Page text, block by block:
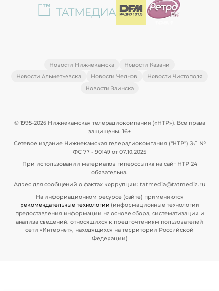
Новости Нижнекамска
Новости Казани
Новости Альметьевска
Новости Челнов
Новости Чистополя
Новости Заинска
© 1995-2026 Нижнекамская телерадиокомпания («НТР»). Все права
защищены. 16+
Сетевое издание Нижнекамская телерадиокомпания ("НТР") ЭЛ №
ФС 77 - 90149 от 07.10.2025
При использовании материалов гиперссылка на сайт НТР 24
обязательна.
Адрес для сообщений о фактах коррупции: tatmedia@tatmedia.ru
На информационном ресурсе (сайте) применяются
рекомендательные технологии (информационные технологии
предоставления информации на основе сбора, систематизации и
анализа сведений, относящихся к предпочтениям пользователей
сети «Интернет», находящихся на территории Российской
Федерации)